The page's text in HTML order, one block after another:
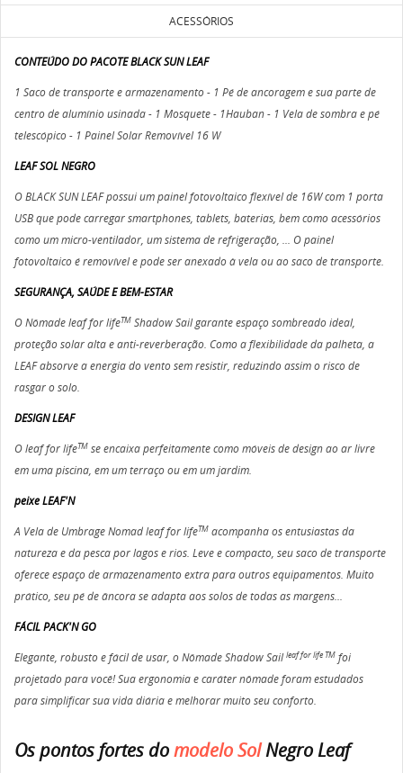
ACESSÓRIOS
CONTEÚDO DO PACOTE BLACK SUN LEAF
1 Saco de transporte e armazenamento - 1 Pé de ancoragem e sua parte de
centro de alumínio usinada - 1 Mosquete - 1Hauban - 1 Vela de sombra e pé
telescópico - 1 Painel Solar Removível 16 W
LEAF SOL NEGRO
O BLACK SUN LEAF possui um painel fotovoltaico flexível de 16W com 1 porta
USB que pode carregar smartphones, tablets, baterias, bem como acessórios
como um micro-ventilador, um sistema de refrigeração, ... O painel
fotovoltaico é removível e pode ser anexado à vela ou ao saco de transporte.
SEGURANÇA, SAÚDE E BEM-ESTAR
O Nômade leaf for lifeTM Shadow Sail garante espaço sombreado ideal,
proteção solar alta e anti-reverberação. Como a flexibilidade da palheta, a
LEAF absorve a energia do vento sem resistir, reduzindo assim o risco de
rasgar o solo.
DESIGN LEAF
O leaf for lifeTM se encaixa perfeitamente como móveis de design ao ar livre
em uma piscina, em um terraço ou em um jardim.
peixe LEAF'N
A Vela de Umbrage Nomad leaf for lifeTM acompanha os entusiastas da
natureza e da pesca por lagos e rios. Leve e compacto, seu saco de transporte
oferece espaço de armazenamento extra para outros equipamentos. Muito
prático, seu pé de âncora se adapta aos solos de todas as margens...
FÁCIL PACK'N GO
Elegante, robusto e fácil de usar, o Nômade Shadow Sailleaf for life TM foi
projetado para você! Sua ergonomia e caráter nômade foram estudados
para simplificar sua vida diária e melhorar muito seu conforto.
Os pontos fortes domodelo SolNegro Leaf